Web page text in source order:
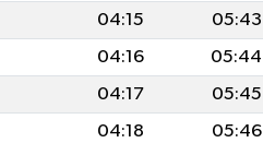
04:15 05:43
04:16 05:44
04:17 05:45
04:18 05:46